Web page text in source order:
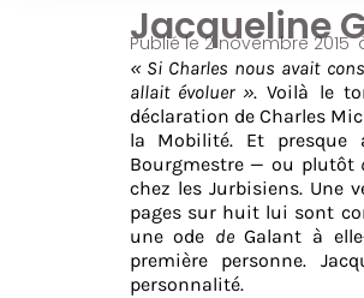
Jacqueline
Publié le2 novembre 2015
« Si Charles nous avait
allait évoluer ». Voilà le
déclaration de Charles
la Mobilité. Et
Bourgmestre — ou plutôt
chez les Jurbisiens. Une
pages sur huit lui sont
une ode deGalant à
première personne.
personnalité.